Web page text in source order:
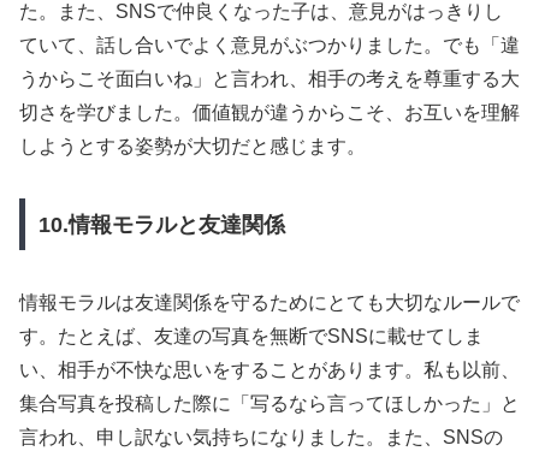
た。また、SNSで仲良くなった子は、意見がはっきりし
ていて、話し合いでよく意見がぶつかりました。でも「違
うからこそ面白いね」と言われ、相手の考えを尊重する大
切さを学びました。価値観が違うからこそ、お互いを理解
しようとする姿勢が大切だと感じます。
10.情報モラルと友達関係
情報モラルは友達関係を守るためにとても大切なルールで
す。たとえば、友達の写真を無断でSNSに載せてしま
い、相手が不快な思いをすることがあります。私も以前、
集合写真を投稿した際に「写るなら言ってほしかった」と
言われ、申し訳ない気持ちになりました。また、SNSの